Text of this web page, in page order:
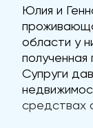
Юлия и
области у
Супруги
средствах